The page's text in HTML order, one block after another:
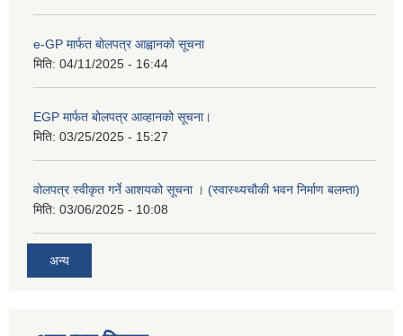
e-GP मार्फत बोलपत्र आह्वानको सूचना
मिति: 04/11/2025 - 16:44
EGP मार्फत बोलपत्र आव्हानको सूचना।
मिति: 03/25/2025 - 15:27
वोलपत्र स्वीकृत गर्ने आशयको सूचना । (स्वास्थ्यचौकी भवन निर्माण बलम्ता)
मिति: 03/06/2025 - 10:08
अन्य